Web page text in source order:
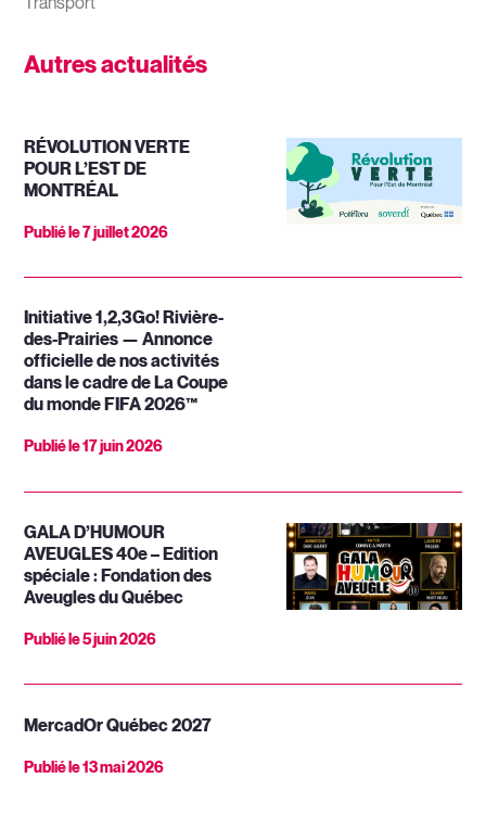
Transport
Autres actualités
RÉVOLUTION VERTE
POUR L’EST DE
MONTRÉAL
Publié le7 juillet 2026
Initiative 1,2,3Go! Rivière-
des-Prairies — Annonce
officielle de nos activités
dans le cadre de La Coupe
du monde FIFA 2026™
Publié le17 juin 2026
GALA D’HUMOUR
AVEUGLES 40e – Edition
spéciale : Fondation des
Aveugles du Québec
Publié le5 juin 2026
MercadOr Québec 2027
Publié le13 mai 2026